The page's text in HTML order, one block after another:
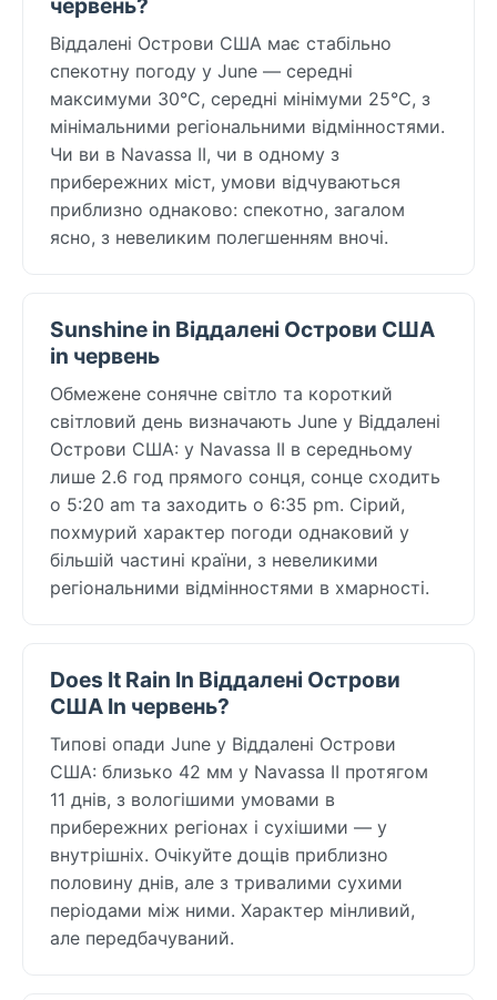
Віддалені Острови США має стабільно
спекотну погоду у June — середні
максимуми 30°C, середні мінімуми 25°C, з
мінімальними регіональними відмінностями.
Чи ви в Navassa II, чи в одному з
прибережних міст, умови відчуваються
приблизно однаково: спекотно, загалом
ясно, з невеликим полегшенням вночі.
Sunshine in Віддалені Острови США
in червень
Обмежене сонячне світло та короткий
світловий день визначають June у Віддалені
Острови США: у Navassa II в середньому
лише 2.6 год прямого сонця, сонце сходить
о 5:20 am та заходить о 6:35 pm. Сірий,
похмурий характер погоди однаковий у
більшій частині країни, з невеликими
регіональними відмінностями в хмарності.
Does It Rain In Віддалені Острови
США In червень?
Типові опади June у Віддалені Острови
США: близько 42 мм у Navassa II протягом
11 днів, з вологішими умовами в
прибережних регіонах і сухішими — у
внутрішніх. Очікуйте дощів приблизно
половину днів, але з тривалими сухими
періодами між ними. Характер мінливий,
але передбачуваний.